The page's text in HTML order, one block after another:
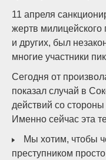
11 апреля
жертв
и других, был
многие участники
Сегодня от
показал случай в
действий со
Именно сейчас эта
Мы хотим, чтобы
преступником